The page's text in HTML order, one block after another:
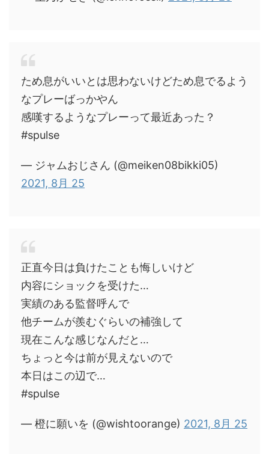
ため息がいいとは思わないけどため息でるよう
なプレーばっかやん
感嘆するようなプレーって最近あった？
#spulse
— ジャムおじさん (@meiken08bikki05)
2021, 8月 25
正直今日は負けたことも悔しいけど
内容にショックを受けた…
実績のある監督呼んで
他チームが羨むぐらいの補強して
現在こんな感じなんだと…
ちょっと今は前が見えないので
本日はこの辺で…
#spulse
— 橙に願いを (@wishtoorange) 2021, 8月 25